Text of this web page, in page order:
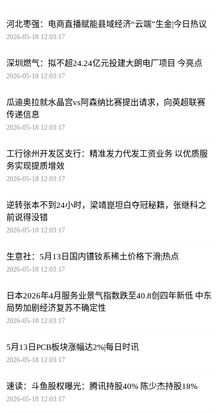
河北枣强：电商直播赋能县域经济“云端”生金|今日热议
2026-05-18 12:03:17
深圳燃气：拟不超24.24亿元投建大朗电厂项目 今亮点
2026-05-18 12:03:17
瓜迪奥拉就水晶宫vs阿森纳比赛提出请求，向英超联赛
传递信息
2026-05-18 12:03:17
工行徐州开发区支行：精准发力代发工资业务 以优质服
务实现提质增效
2026-05-18 12:03:17
逆转张本不到24小时，梁靖崑坦白夺冠秘籍，张继科之
前说得没错
2026-05-18 12:03:17
生意社：5月13日国内镨钕系稀土价格下滑|热点
2026-05-18 12:03:17
日本2026年4月服务业景气指数跌至40.8创四年新低 中东
局势加剧经济复苏不确定性
2026-05-18 12:03:17
5月13日PCB板块涨幅达2%|每日时讯
2026-05-18 12:03:17
速读：斗鱼股权曝光：腾讯持股40% 陈少杰持股18%
2026-05-18 12:03:17